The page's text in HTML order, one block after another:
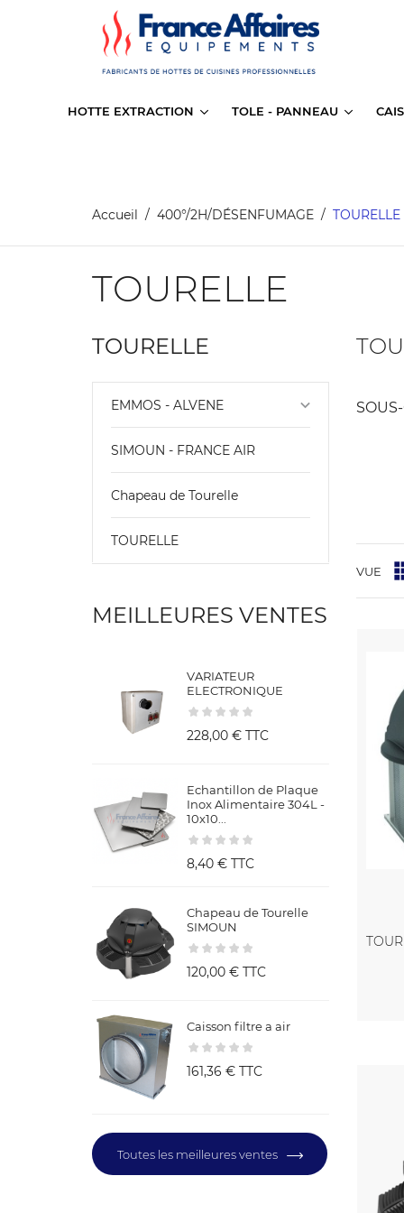
HOTTE EXTRACTION TOLE - PANNEAU
Accueil 400°/2H/DÉSENFUMAGE TOURELLE
TOURELLE
TOURELLE
EMMOS - ALVENE keyboard_arrow_down
SIMOUN - FRANCE AIR
Chapeau de Tourelle
TOURELLE
MEILLEURES VENTES
VARIATEUR
ELECTRONIQUE
228,00 € TTC
Echantillon de Plaque
Inox Alimentaire 304L -
10x10...
8,40 € TTC
Chapeau de Tourelle
SIMOUN
120,00 € TTC
Caisson filtre a air
161,36 € TTC
Toutes les meilleures ventes
VUE